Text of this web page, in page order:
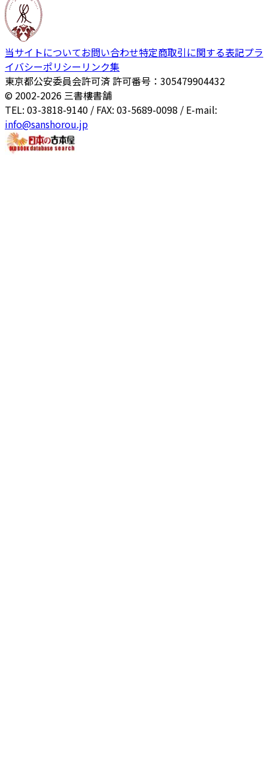
当サイトについてお問い合わせ特定商取引に関する表記プラ
イバシーポリシー リンク集
東京都公安委員会許可済 許可番号：305479904432
© 2002-2026 三書樓書舗
TEL: 03-3818-9140 / FAX: 03-5689-0098 / E-mail:
info@sanshorou.jp